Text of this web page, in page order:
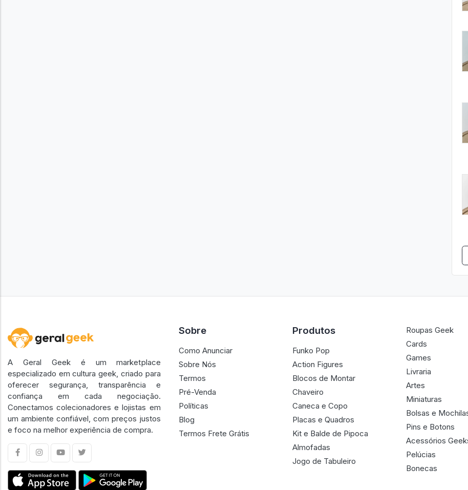
A Geral Geek é um marketplace
especializado em cultura geek, criado para
oferecer segurança, transparência e
confiança em cada negociação.
Conectamos colecionadores e lojistas em
um ambiente confiável, com preços justos
e foco na melhor experiência de compra.
Sobre
Como Anunciar
Sobre Nós
Termos
Pré-Venda
Políticas
Blog
Termos Frete Grátis
Produtos
Funko Pop
Action Figures
Blocos de Montar
Chaveiro
Caneca e Copo
Placas e Quadros
Kit e Balde de Pipoca
Almofadas
Jogo de Tabuleiro
Roupas Geek
Cards
Games
Livraria
Artes
Miniaturas
Bolsas e
Pins e Botons
Acessórios
Pelúcias
Bonecas